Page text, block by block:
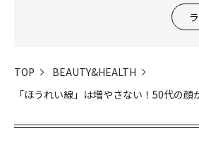
TOP
BEAUTY&HEALTH
「ほうれい線」は増やさない！50代の